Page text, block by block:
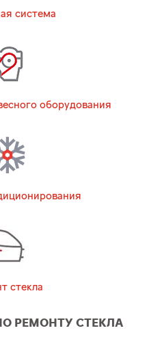
система
оборудования
стекла
РЕМОНТУ СТЕКЛА